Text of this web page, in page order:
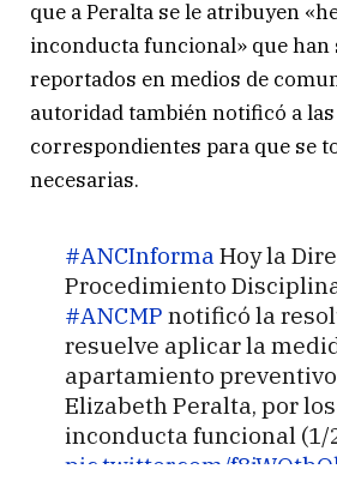
que a Peralta se le atribuyen
inconducta funcional» que han
reportados en medios de
autoridad también notificó a
correspondientes para que se
necesarias.
#ANCInforma Hoy la
Procedimiento
#ANCMP notificó la
resuelve aplicar la
apartamiento
Elizabeth Peralta, por
inconducta funcional (1/
pic.twitter.com/